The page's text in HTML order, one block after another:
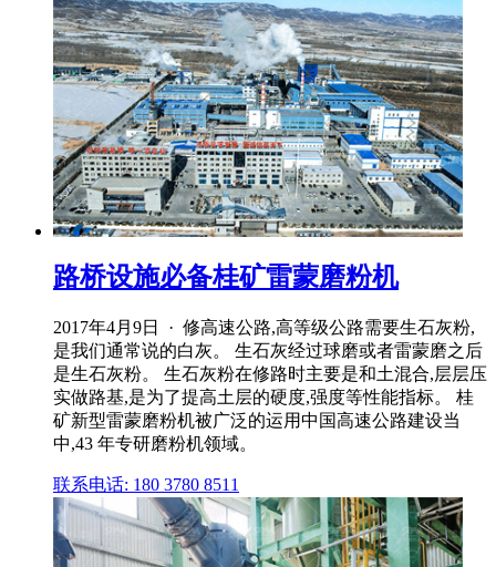
路桥设施必备桂矿雷蒙磨粉机
2017年4月9日 · 修高速公路,高等级公路需要生石灰粉,
是我们通常说的白灰。 生石灰经过球磨或者雷蒙磨之后
是生石灰粉。 生石灰粉在修路时主要是和土混合,层层压
实做路基,是为了提高土层的硬度,强度等性能指标。 桂
矿新型雷蒙磨粉机被广泛的运用中国高速公路建设当
中,43 年专研磨粉机领域。
联系电话: 180 3780 8511